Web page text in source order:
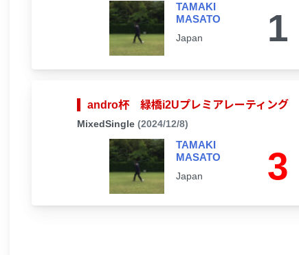
TAMAKI
MASATO
Japan 1
andro杯 緑橋i2Uプレミアレーティング
MixedSingle (2024/12/8)
TAMAKI
MASATO
Japan 3